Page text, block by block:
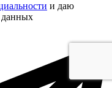
и даю
данных